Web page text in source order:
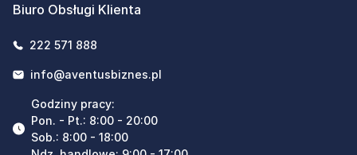
Biuro Obsługi Klienta
222 571 888
info@aventusbiznes.pl
Godziny pracy:
Pon. - Pt.: 8:00 - 20:00
Sob.: 8:00 - 18:00